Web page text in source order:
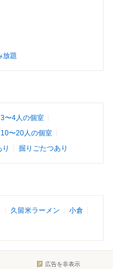
放題
3〜4人の個室
10〜20人の個室
掘りごたつあり
久留米ラーメン
小倉
広告を非表示